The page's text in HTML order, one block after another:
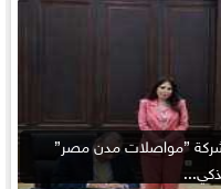
”مواصلات مدن مصر”